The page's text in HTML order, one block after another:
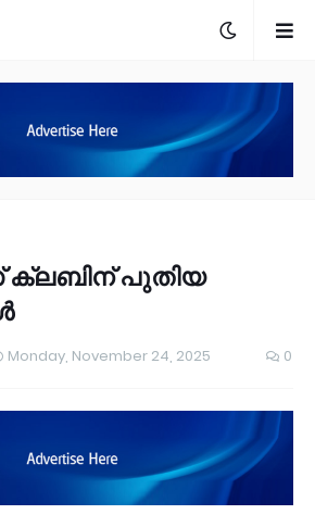
ക്ലബിന് പുതിയ
Monday, November 24, 2025 0